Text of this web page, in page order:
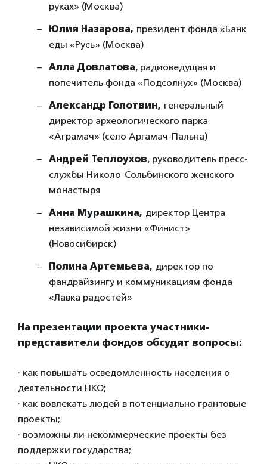
руках» (Москва)
Юлия Назарова, президент фонда «Банк
еды «Русь» (Москва)
Алла Довлатова, радиоведущая и
попечитель фонда «Подсолнух» (Москва)
Александр Голотвин, генеральный
директор археологического парка
«Аграмач» (село Аргамач-Пальна)
Андрей Теплоухов, руководитель пресс-
службы Николо-Сольбинского женского
монастыря
Анна Мурашкина, директор Центра
независимой жизни «Финист»
(Новосибирск)
Полина Артемьева, директор по
фандрайзингу и коммуникациям фонда
«Лавка радостей»
На презентации проекта участники-
представители фондов обсудят вопросы:
· как повышать осведомленность населения о
деятельности НКО;
· как вовлекать людей в потенциально грантовые
проекты;
· возможны ли некоммерческие проекты без
поддержки государства;